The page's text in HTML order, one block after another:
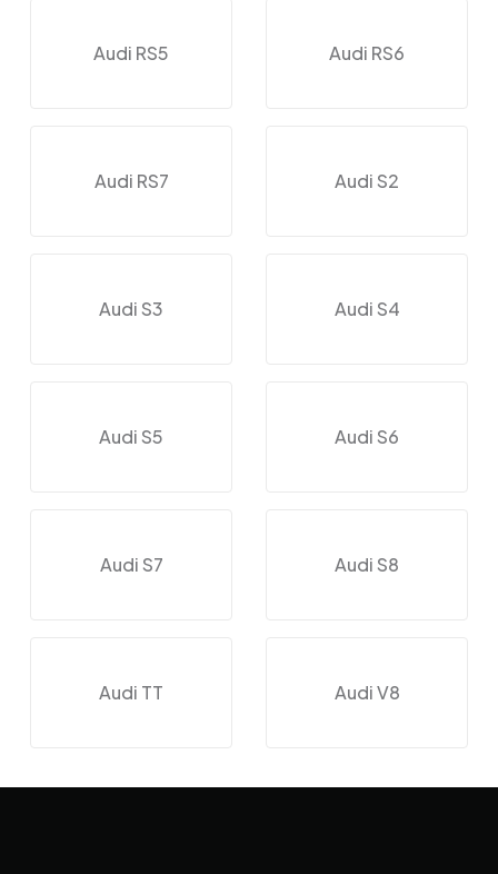
Audi RS5 Audi RS6
Audi RS7 Audi S2
Audi S3 Audi S4
Audi S5 Audi S6
Audi S7 Audi S8
Audi TT Audi V8